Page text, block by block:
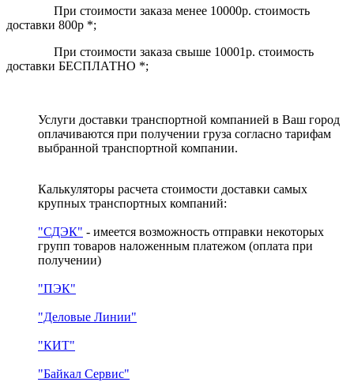
При стоимости заказа менее 10000р. стоимость
доставки 800р *;
При стоимости заказа свыше 10001р. стоимость
доставки БЕСПЛАТНО *;
Услуги доставки транспортной компанией в Ваш город
оплачиваются при получении груза согласно тарифам
выбранной транспортной компании.
Калькуляторы расчета стоимости доставки самых
крупных транспортных компаний:
"СДЭК" - имеется возможность отправки некоторых
групп товаров наложенным платежом (оплата при
получении)
"ПЭК"
"Деловые Линии"
"КИТ"
"Байкал Сервис"